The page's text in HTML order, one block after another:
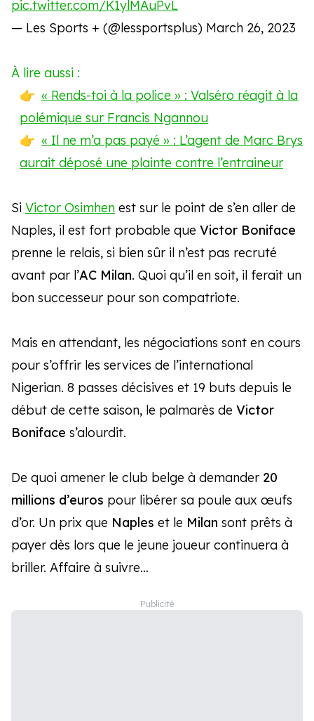
pic.twitter.com/K1ylMAuPvL
— Les Sports + (@lessportsplus) March 26, 2023
Si Victor Osimhen est sur le point de s’en aller de
Naples, il est fort probable que Victor Boniface
prenne le relais, si bien sûr il n’est pas recruté
avant par l’AC Milan. Quoi qu’il en soit, il ferait un
bon successeur pour son compatriote.
Mais en attendant, les négociations sont en cours
pour s’offrir les services de l’international
Nigerian. 8 passes décisives et 19 buts depuis le
début de cette saison, le palmarès de Victor
Boniface s’alourdit.
De quoi amener le club belge à demander 20
millions d’euros pour libérer sa poule aux œufs
d’or. Un prix que Naples et le Milan sont prêts à
payer dès lors que le jeune joueur continuera à
briller. Affaire à suivre…
À lire aussi :
« Rends-toi à la police » : Valséro réagit à la
polémique sur Francis Ngannou
« Il ne m’a pas payé » : L’agent de Marc Brys
aurait déposé une plainte contre l’entraineur